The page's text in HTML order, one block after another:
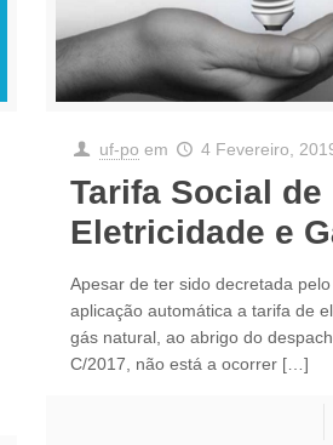
uf-po em 4 Fevereiro,
Tarifa Social de
Eletricidade e
Apesar de ter sido decretada
aplicação automática a tarifa de
gás natural, ao abrigo do
C/2017, não está a ocorrer […]